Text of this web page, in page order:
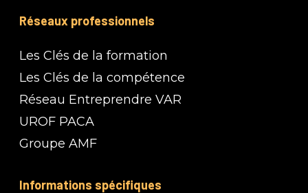
Réseaux professionnels
Les Clés de la formation
Les Clés de la compétence
Réseau Entreprendre VAR
UROF PACA
Groupe AMF
Informations spécifiques